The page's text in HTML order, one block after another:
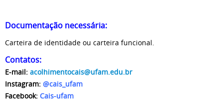
Documentação necessária:
Carteira de identidade ou carteira funcional.
Contatos:
E-mail: acolhimentocais@ufam.edu.br
Instagram: @cais_ufam
Facebook: Cais-ufam